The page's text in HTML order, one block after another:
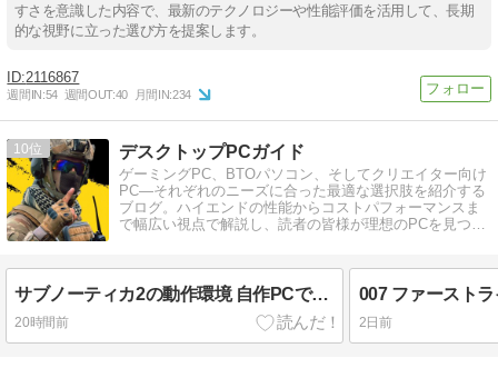
すさを意識した内容で、最新のテクノロジーや性能評価を活用して、長期
的な視野に立った選び方を提案します。
2116867
週間IN:54 週間OUT:40 月間IN:234
10 デスクトップPCガイド
ゲーミングPC、BTOパソコン、そしてクリエイター向け
PC―それぞれのニーズに合った最適な選択肢を紹介する
ブログ。ハイエンドの性能からコストパフォーマンスま
で幅広い視点で解説し、読者の皆様が理想のPCを見つけ
サブノーティカ2の動作環境 自作PCで揃えるべき構成とは？
20時間前 2日前